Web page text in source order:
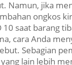
Namun, jika
ongkos
saat barang
cara Anda
Sebagian
lain lebih